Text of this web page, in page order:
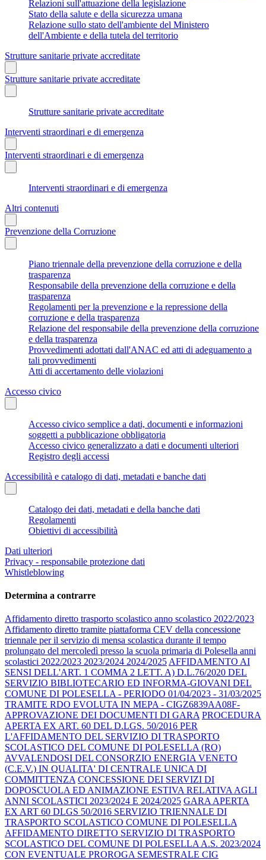
Relazioni sull'attuazione della legislazione
Stato della salute e della sicurezza umana
Relazione sullo stato dell'ambiente del Ministero
dell'Ambiente e della tutela del territorio
Strutture sanitarie private accreditate
Strutture sanitarie private accreditate
Strutture sanitarie private accreditate
Interventi straordinari e di emergenza
Interventi straordinari e di emergenza
Interventi straordinari e di emergenza
Altri contenuti
Prevenzione della Corruzione
Piano triennale della prevenzione della corruzione e della
trasparenza
Responsabile della prevenzione della corruzione e della
trasparenza
Regolamenti per la prevenzione e la repressione della
corruzione e della trasparenza
Relazione del responsabile della prevenzione della corruzione
e della trasparenza
Provvedimenti adottati dall'ANAC ed atti di adeguamento a
tali provvedimenti
Atti di accertamento delle violazioni
Accesso civico
Accesso civico semplice a dati, documenti e informazioni
soggetti a pubblicazione obbligatoria
Accesso civico generalizzato a dati e documenti ulteriori
Registro degli accessi
Accessibilità e catalogo di dati, metadati e banche dati
Catalogo dei dati, metadati e della banche dati
Regolamenti
Obiettivi di accessibilità
Dati ulteriori
Privacy - responsabile protezione dati
Whistleblowing
Determina a contrarre
Affidamento diretto trasporto scolastico anno scolastico 2022/2023
Affidamento diretto tramite piattaforma CEV della concessione
triennale per il servizio di mensa scolastica durante il tempo
prolungato del mercoledì presso la scuola primaria di Polesella anni
scolastici 2022/2023 2023/2024 2024/2025 AFFIDAMENTO AI
SENSI DELL'ART. 1 COMMA 2 LETT. A) D.L.76/2020 DEL
SERVIZIO BIBLIOTECARIO ED INFORMA-GIOVANI DEL
COMUNE DI POLESELLA - PERIODO 01/04/2023 - 31/03/2025
TRAMITE RDO EVOLUTA IN MEPA - CIGZ6839AA08F-
APPROVAZIONE DEI DOCUMENTI DI GARA PROCEDURA
APERTA EX ART. 60 DEL D.LGS. 50/2016 PER
L'AFFIDAMENTO DEL SERVIZIO DI TRASPORTO
SCOLASTICO DEL COMUNE DI POLESELLA (RO)
AVVALENDOSI DEL CONSORZIO ENERGIA VENETO
(C.E.V.) IN QUALITA' DI CENTRALE UNICA DI
COMMITTENZA CONCESSIONE DEI SERVIZI DI
DOPOSCUOLA ED ANIMAZIONE ESTIVA RELATIVA AGLI
ANNI SCOLASTICI 2023/2024 E 2024/2025 GARA APERTA
EX ART 60 DLGS 50/2016 SERVIZIO TRIENNALE DI
TRASPORTO SCOLASTICO COMUNE DI POLESELLA
AFFIDAMENTO DIRETTO SERVIZIO DI TRASPORTO
SCOLASTICO DEL COMUNE DI POLESELLA A.S. 2023/2024
CON EVENTUALE PROROGA SEMESTRALE CIG